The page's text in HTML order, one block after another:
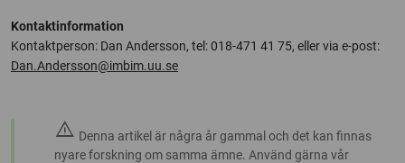
Kontaktinformation
Kontaktperson: Dan Andersson, tel: 018-471 41 75, eller via e-post:
Dan.Andersson@imbim.uu.se
warning Denna artikel är några år gammal och det kan finnas
nyare forskning om samma ämne. Använd gärna vår